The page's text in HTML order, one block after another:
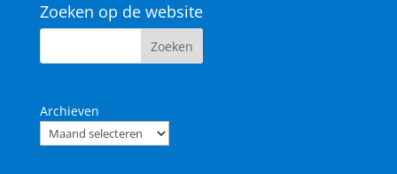
Zoeken op de website
Archieven